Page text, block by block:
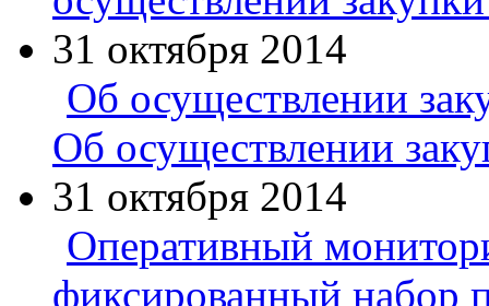
31 октября 2014
Об осуществлении
Об осуществлении
31 октября 2014
Оперативный
фиксированный набор